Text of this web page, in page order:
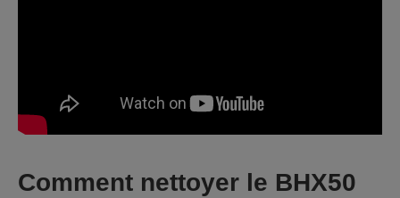
Comment nettoyer le BHX50